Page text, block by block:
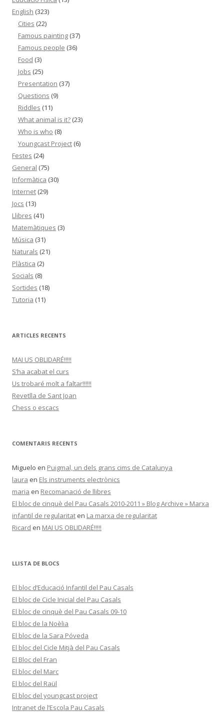
English (323)
Cities (22)
Famous painting (37)
Famous people (36)
Food (3)
Jobs (25)
Presentation (37)
Questions (9)
Riddles (11)
What animal is it? (23)
Who is who (8)
Youngcast Project (6)
Festes (24)
General (75)
Informàtica (30)
Internet (29)
Jocs (13)
Llibres (41)
Matemàtiques (3)
Música (31)
Naturals (21)
Plàstica (2)
Socials (8)
Sortides (18)
Tutoria (11)
ARTICLES RECENTS
MAI US OBLIDARÉ!!!!!
S’ha acabat el curs
Us trobaré molt a faltar!!!!!!
Revetlla de Sant Joan
Chess o escacs
COMENTARIS RECENTS
Miguelo en Puigmal, un dels grans cims de Catalunya
laura en Els instruments electrònics
maria en Recomanació de llibres
El bloc de cinquè del Pau Casals 2010-2011 » Blog Archive » Marxa
infantil de regularitat en La marxa de regularitat
Ricard en MAI US OBLIDARÉ!!!!!
LLISTA DE BLOCS
El bloc d’Educació Infantil del Pau Casals
El bloc de Cicle Inicial del Pau Casals
El bloc de cinquè del Pau Casals 09-10
El bloc de la Noèlia
El bloc de la Sara Póveda
El bloc del Cicle Mitjà del Pau Casals
El Bloc del Fran
El bloc del Marc
El bloc del Raül
El bloc del youngcast project
Intranet de l’Escola Pau Casals